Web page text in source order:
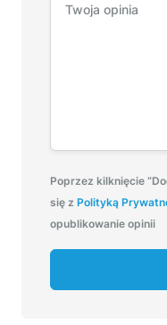
Poprzez kilknięcie
się z Polityką
opublikowanie opinii